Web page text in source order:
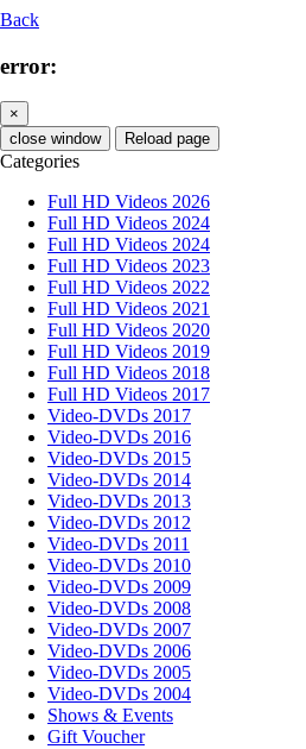
Back
error:
×
close window
Reload page
Categories
Full HD Videos 2026
Full HD Videos 2024
Full HD Videos 2024
Full HD Videos 2023
Full HD Videos 2022
Full HD Videos 2021
Full HD Videos 2020
Full HD Videos 2019
Full HD Videos 2018
Full HD Videos 2017
Video-DVDs 2017
Video-DVDs 2016
Video-DVDs 2015
Video-DVDs 2014
Video-DVDs 2013
Video-DVDs 2012
Video-DVDs 2011
Video-DVDs 2010
Video-DVDs 2009
Video-DVDs 2008
Video-DVDs 2007
Video-DVDs 2006
Video-DVDs 2005
Video-DVDs 2004
Shows & Events
Gift Voucher